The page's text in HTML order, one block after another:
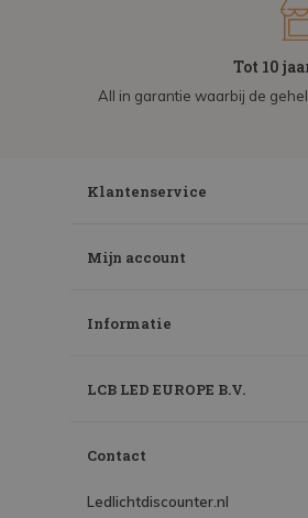
Tot 10
All in garantie waarbij de
Klantenservice
Mijn account
Informatie
LCB LED EUROPE B.V.
Contact
Ledlichtdiscounter.nl